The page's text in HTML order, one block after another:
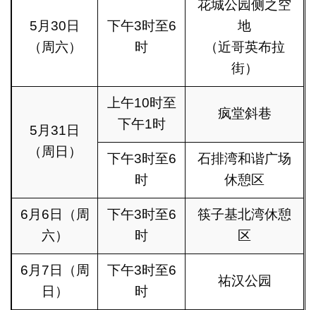
5月30日
（周六）
下午3时至6
时
花城公园侧之空
地
（近哥英布拉
街）
5月31日
（周日）
上午10时至
下午1时
疯堂斜巷
下午3时至6
时
石排湾和谐广场
休憩区
6月6日（周
六）
下午3时至6
时
筷子基北湾休憩
区
6月7日（周
日）
下午3时至6
时
祐汉公园